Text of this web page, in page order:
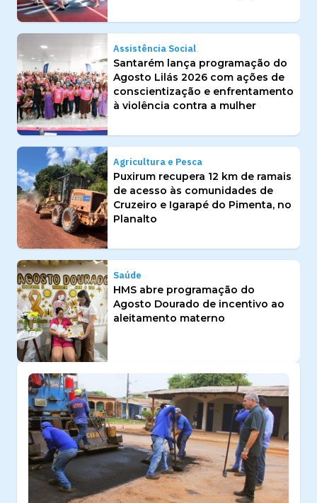
Assistência Social
Santarém lança programação do
Agosto Lilás 2026 com ações de
conscientização e enfrentamento
à violência contra a mulher
Agricultura e Pesca
Puxirum recupera 12 km de ramais
de acesso às comunidades de
Cruzeiro e Igarapé do Pimenta, no
Planalto
Saúde
HMS abre programação do
Agosto Dourado de incentivo ao
aleitamento materno